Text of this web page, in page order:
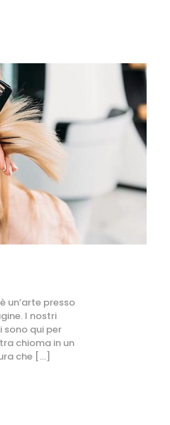
un’arte presso
I nostri
sono qui per
chioma in un
che […]